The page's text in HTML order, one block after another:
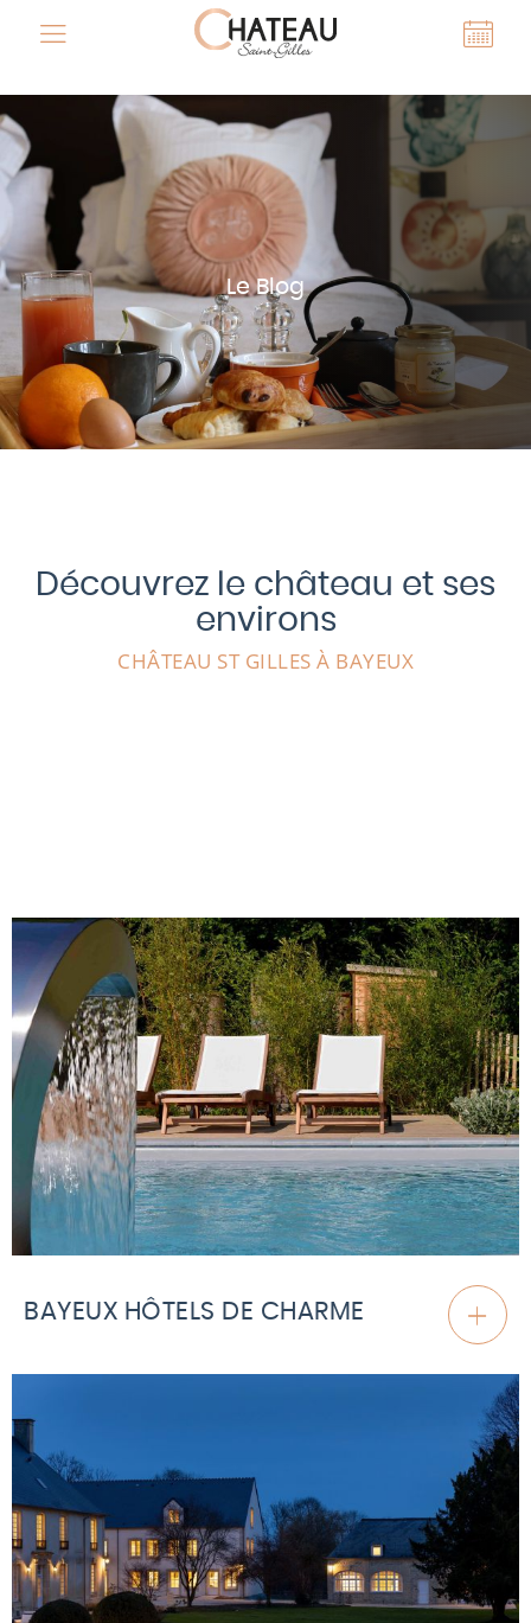
Le Blog
Découvrez le château et ses
environs
CHÂTEAU ST GILLES À BAYEUX
BAYEUX HÔTELS DE CHARME